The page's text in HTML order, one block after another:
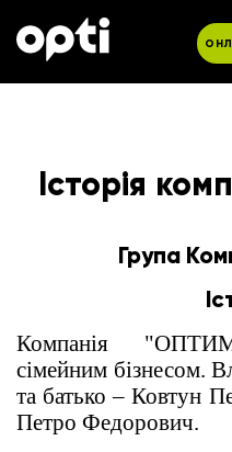
Історія
Група
Компанія
сімейним бізнесом.
та батько – Ковтун
Петро Федорович.